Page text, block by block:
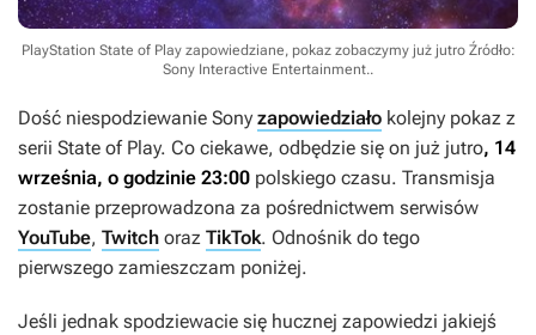
PlayStation State of Play zapowiedziane, pokaz zobaczymy już jutro Źródło:
Sony Interactive Entertainment..
Dość niespodziewanie Sony zapowiedziało kolejny pokaz z
serii State of Play. Co ciekawe, odbędzie się on już jutro, 14
września, o godzinie 23:00 polskiego czasu. Transmisja
zostanie przeprowadzona za pośrednictwem serwisów
YouTube, Twitch oraz TikTok. Odnośnik do tego
pierwszego zamieszczam poniżej.
Jeśli jednak spodziewacie się hucznej zapowiedzi jakiejś